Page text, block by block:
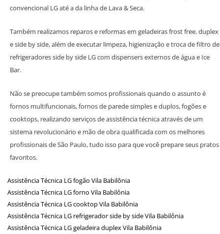
convencional LG até a da linha de Lava & Seca.
Também realizamos reparos e reformas em geladeiras frost free, duplex
e side by side, além de executar limpeza, higienização e troca de filtro de
refrigeradores side by side LG com dispensers externos de água e Ice
Bar.
Não se preocupe também somos profissionais quando o assunto é
fornos multifuncionais, fornos de parede simples e duplos, fogões e
cooktops, realizando serviços de assistência técnica através de um
sistema revolucionário e mão de obra qualificada com os melhores
profissionais de São Paulo, tudo isso para que você prepare seus pratos
favoritos.
Assistência Técnica LG fogão Vila Babilônia
Assistência Técnica LG forno Vila Babilônia
Assistência Técnica LG cooktop Vila Babilônia
Assistência Técnica LG refrigerador side by side Vila Babilônia
Assistência Técnica LG geladeira duplex Vila Babilônia